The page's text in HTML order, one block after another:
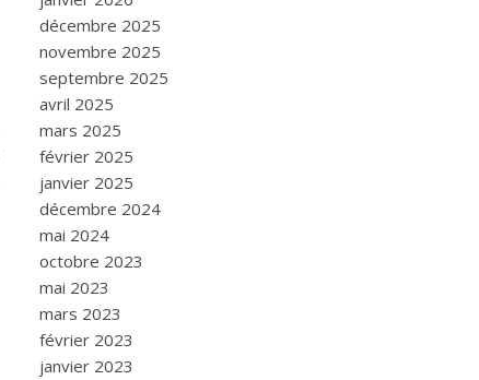
décembre 2025
novembre 2025
septembre 2025
avril 2025
mars 2025
février 2025
janvier 2025
décembre 2024
mai 2024
octobre 2023
mai 2023
mars 2023
février 2023
janvier 2023